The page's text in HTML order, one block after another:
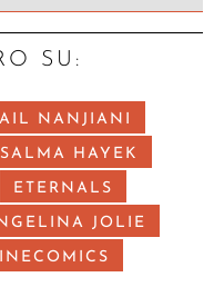
SU:
NANJIANI
SALMA HAYEK
ETERNALS
JOLIE